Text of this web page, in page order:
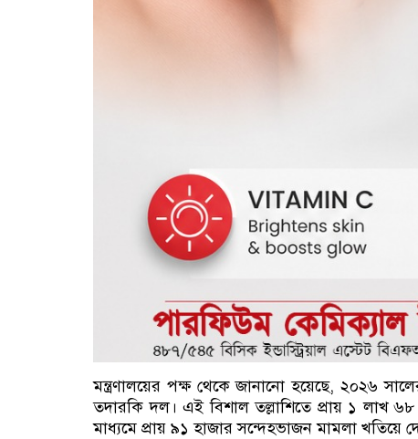
মন্ত্রণালয়ের পক্ষ থেকে জানানো হয়েছে, ২০২৬
তদারকি দল। এই বিশাল তল্লাশিতে প্রায় ১ লাখ ৬৮
মাধ্যমে প্রায় ৯১ হাজার সন্দেহভাজন মামলা খতিয়ে